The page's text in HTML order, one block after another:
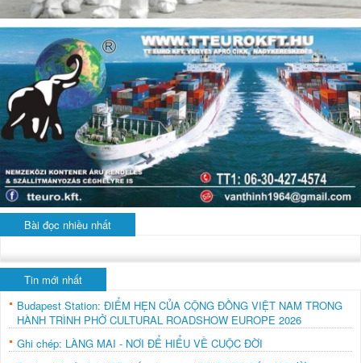
Bài đọc nhiều nhất
Tin mới nhất
Budapest Station: ĐIỂM HẸN CỦA CỘNG ĐỒNG VIỆT NAM TRONG
HÀNH TRÌNH PHỞ CULTURAL ROADSHOW EUROPE 2026
Ghi chép: LÀNG MAI - NƠI ĐỂ HIỂU VỀ CUỘC ĐỜI